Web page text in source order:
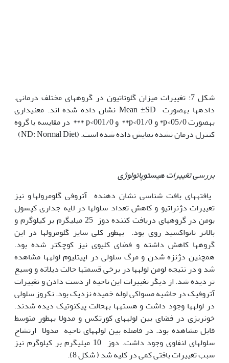
شکل 7: تغییرات میزان گلوتاتیون در گروه‫های مختلف درمانی.
داده‫ها به‫صورت Mean ±SD نشان داده شده اند. معنی‫داری
به‫صورت 05/0>p* و 01/0>p** و 001/0>p *** در مقایسه با گروه
کنترل درمان نشده نمایش داده شده است. (ND: Normal Diet)
بررسی تغییرات هیستوپاتولوژی
یافته‫های بافت شناسی نشان دهنده ‏ آتروفی گلومرول‫ها و نیز
تغییرات دژنراتیو و کاهش تعداد سلول‫ها در لایه جداری کپسول
بومن در گروه‫های دریافت کننده دوز 25 میلی‫گرم بر کیلوگرم و
بالاتر نانواکسید روی بود. به‫طور کلی سایز گلومرول‫ها در این
گروه‫ها کاهش داشته و فضای کلیوی نیز کوچک‫تر شده بود.
همچنین دژنزه شدن و مرگ سلولی در اپی‫تلیوم لوله‫ها مشاهده
شد و در نتیجه لومن لوله‫ها در برخی قسمت‫ها حالت دیلاته و وسیع
تر دیده شد. از دیگر تغییرات این ناحیه از دست دادن و تغییرات
آتروفیک در حاشیه مسواکی لوله خمیده نزدیک بود. نکروز سلولی
در لوله‫ها وجود داشت و هسته‫ها به‫حالت پیکنوتیک دیده شدند.
خونریزی در فضای بین لوله‫های کورتکس و مدولا به‫طور متوسط
قابل مشاهده بود. در فاصله بین لوله‫های ناحیه مدولا ارتشاح
سلول‫های لنفاوی وجود داشت. دوز 10 میلی‫گرم بر کیلوگرم نیز
سبب تغییرات بافتی کمی در کلیه شد ( شکل 8).